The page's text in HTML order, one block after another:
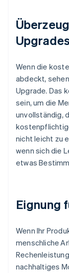
Wenn die
abdeckt,
Upgrade. Das
sein, um die
unvollständig,
nicht leicht zu
wenn sich die
etwas
Eignung
Wenn Ihr
menschliche
nachhaltiges